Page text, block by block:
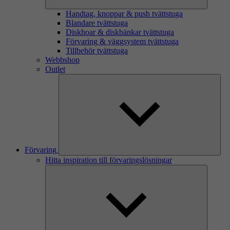
Handtag, knoppar & push tvättstuga
Blandare tvättstuga
Diskhoar & diskbänkar tvättstuga
Förvaring & väggsystem tvättstuga
Tillbehör tvättstuga
Webbshop
Outlet
Förvaring
Hitta inspiration till förvaringslösningar